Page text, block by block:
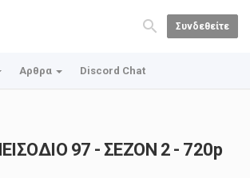
Συνδεθείτε
Αρθρα Discord Chat
97 - ΣΕΖΟΝ 2 - 720p